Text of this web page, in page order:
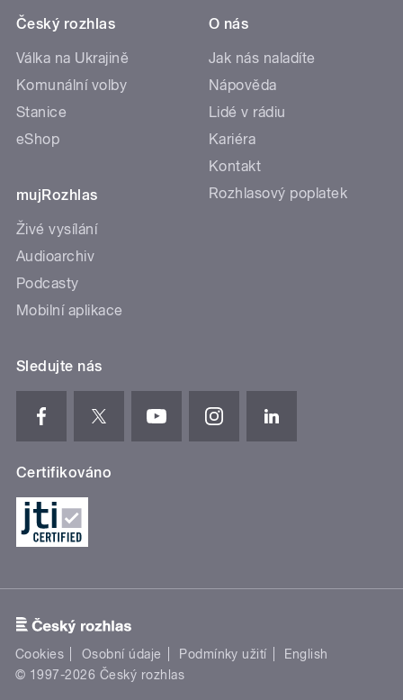
Český rozhlas
Válka na Ukrajině
Komunální volby
Stanice
eShop
mujRozhlas
Živé vysílání
Audioarchiv
Podcasty
Mobilní aplikace
O nás
Jak nás naladíte
Nápověda
Lidé v rádiu
Kariéra
Kontakt
Rozhlasový poplatek
Sledujte nás
Certifikováno
Cookies Osobní údaje Podmínky užití
English
© 1997-2026 Český rozhlas